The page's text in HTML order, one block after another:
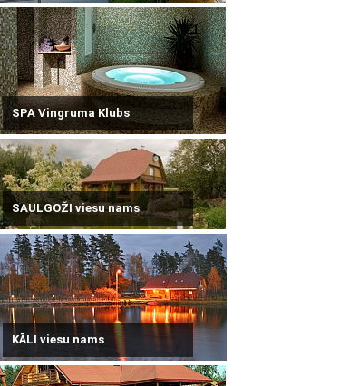
SPA Vingruma Klubs
SAULGOŽI viesu nams
KĀLI viesu nams